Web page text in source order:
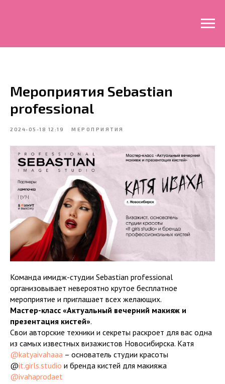
Мероприятия Sebastian
professional
2024-05-18 12:19 МЕРОПРИЯТИЯ
Команда имидж-студии Sebastian professional
организовывает невероятно крутое бесплатное
мероприятие и приглашает всех желающих.
Мастер-класс «Актуальный вечерний макияж и
презентация кистей».
Свои авторские техники и секреты раскроет для вас одна
из самых известных визажистов Новосибирска. Катя
@katyaivahaaa – основатель студии красоты
@it.girls.studio и бренда кистей для макияжа
@ivahaprodaet